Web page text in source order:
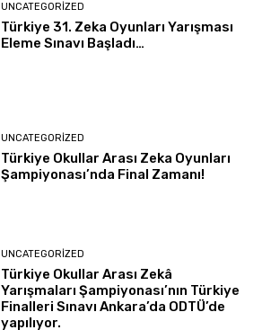
UNCATEGORIZED
Türkiye 31. Zeka Oyunları Yarışması
Eleme Sınavı Başladı…
UNCATEGORIZED
Türkiye Okullar Arası Zeka Oyunları
Şampiyonası’nda Final Zamanı!
UNCATEGORIZED
Türkiye Okullar Arası Zekâ
Yarışmaları Şampiyonası’nın Türkiye
Finalleri Sınavı Ankara’da ODTÜ’de
yapılıyor.